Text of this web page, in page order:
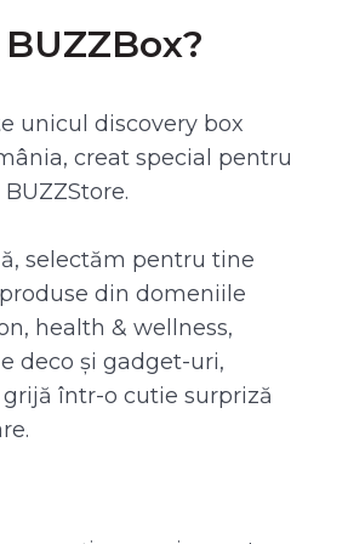
unicul discovery box
creat special pentru
selectăm pentru tine
din domeniile
health & wellness,
deco și gadget-uri,
într-o cutie surpriză